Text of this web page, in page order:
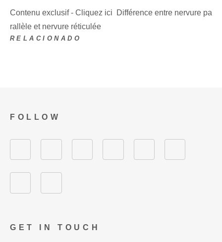
Contenu exclusif - Cliquez ici Différence entre nervure pa
rallèle et nervure réticulée
RELACIONADO
GET IN TOUCH
FOLLOW